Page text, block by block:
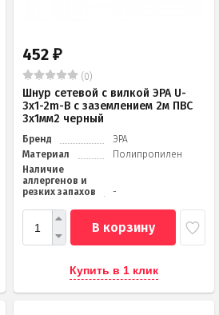
452 ₽
(0)
Шнур сетевой с вилкой ЭРА U-
3x1-2m-B с заземлением 2м ПВС
3x1мм2 черный
Бренд
ЭРА
Материал
Полипропилен
Наличие
аллергенов и
резких запахов
-
В корзину
Купить в 1 клик